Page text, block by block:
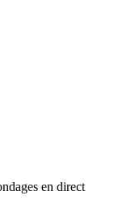
en direct